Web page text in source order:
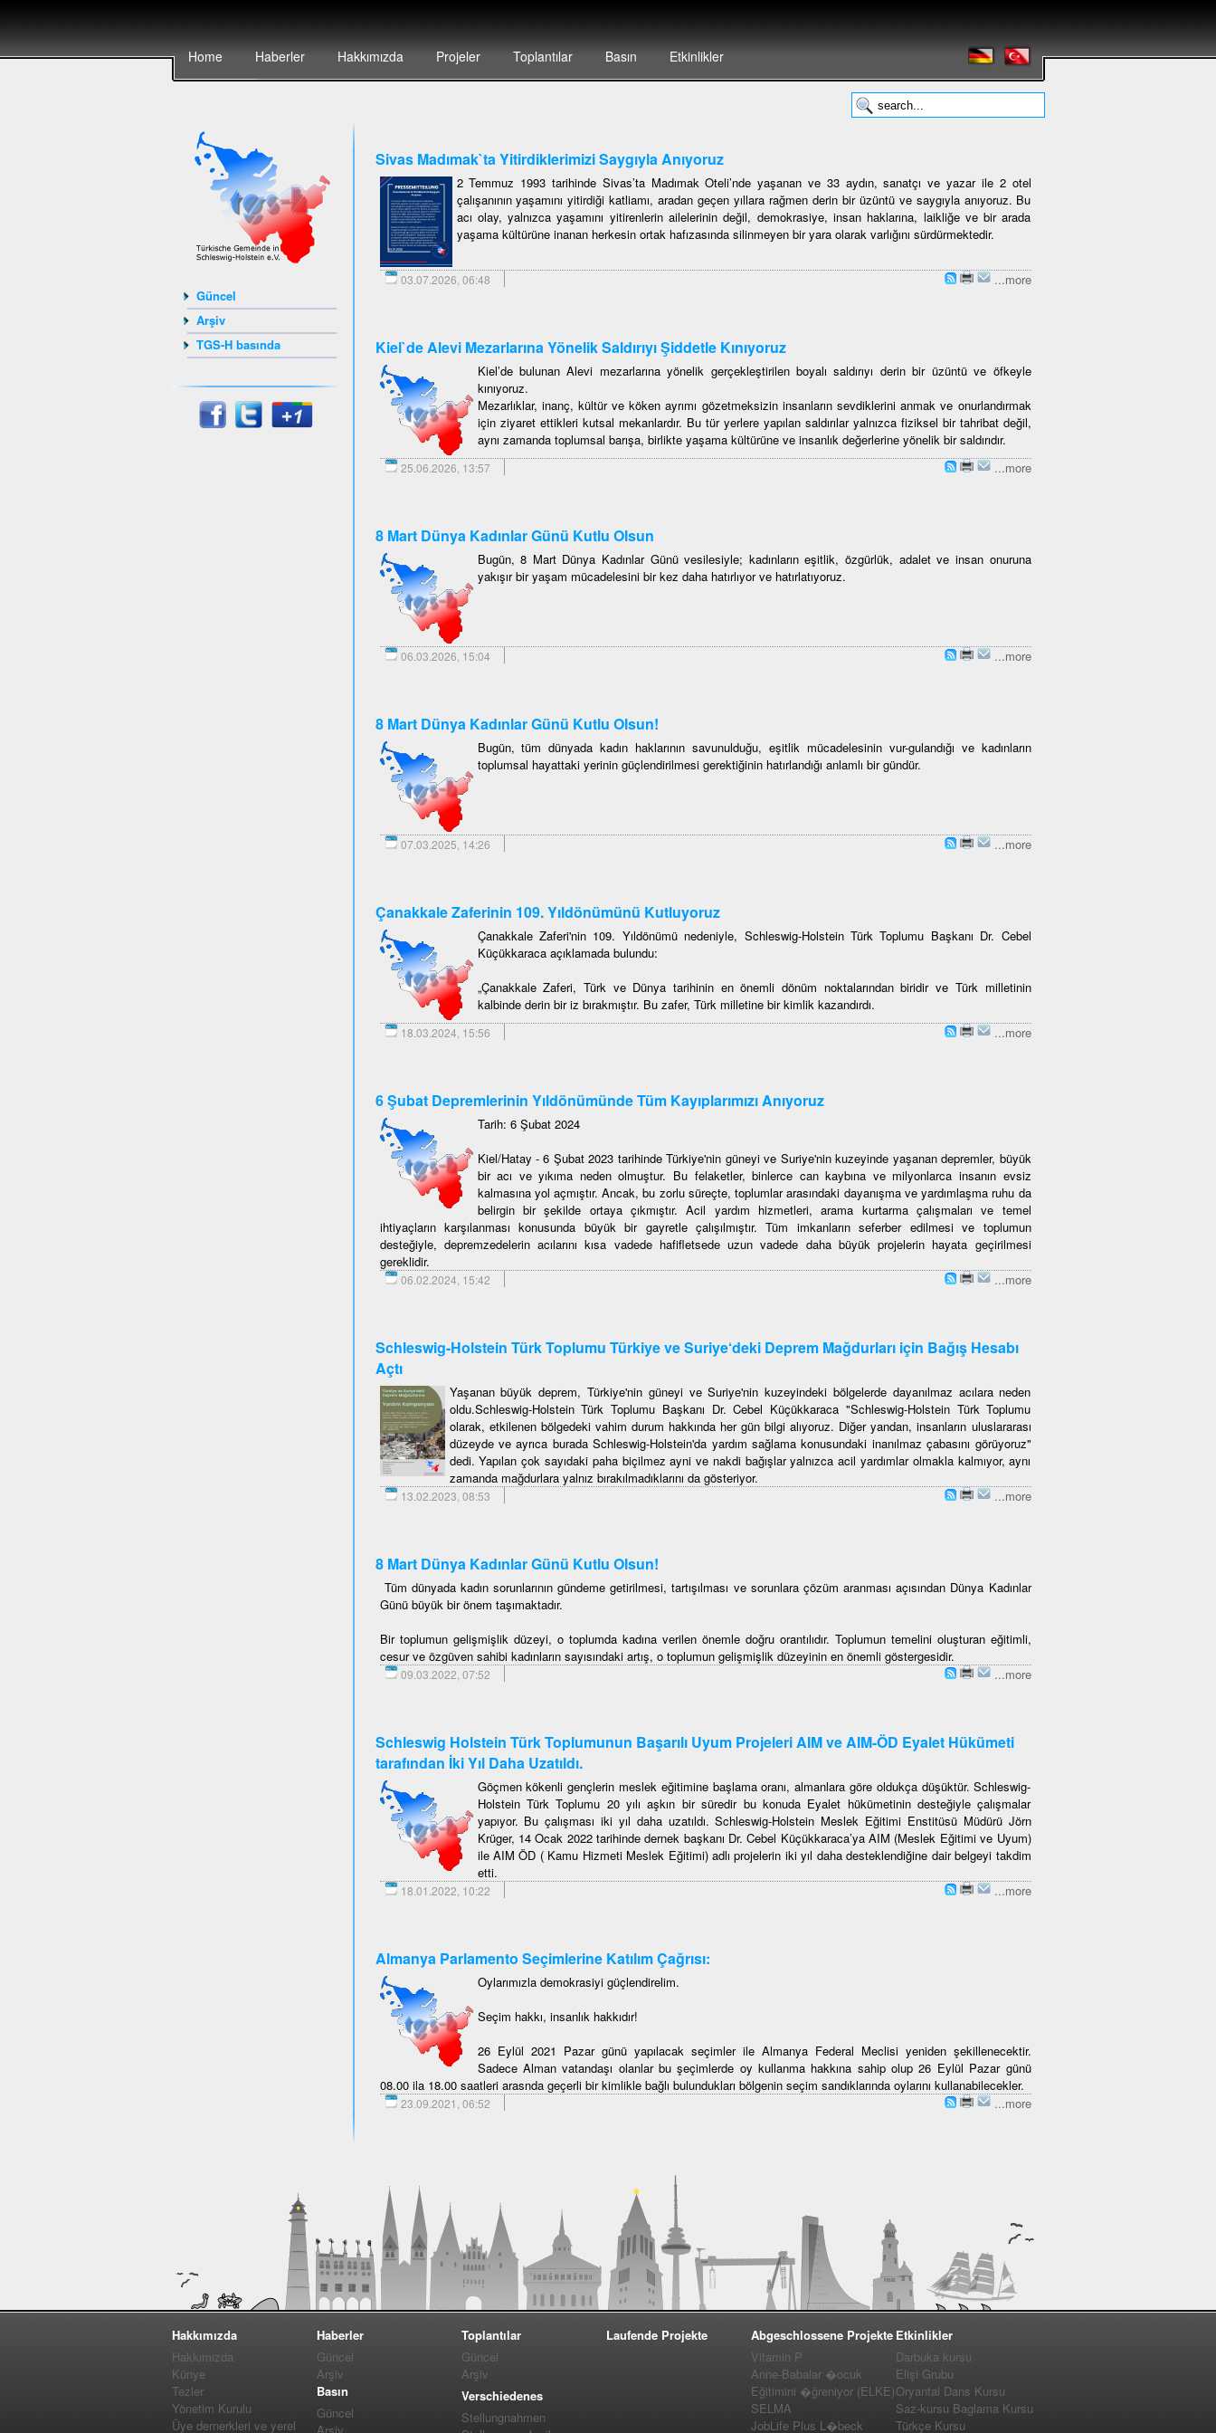
Home Haberler Hakkımızda Projeler Toplantılar Basın Etkinlikler
Güncel
Arşiv
TGS-H basında
Sivas Madımak`ta Yitirdiklerimizi Saygıyla Anıyoruz
2 Temmuz 1993 tarihinde Sivas’ta Madımak Oteli’nde yaşanan ve 33 aydın, sanatçı ve yazar ile 2 otel
çalışanının yaşamını yitirdiği katliamı, aradan geçen yıllara rağmen derin bir üzüntü ve saygıyla anıyoruz. Bu
acı olay, yalnızca yaşamını yitirenlerin ailelerinin değil, demokrasiye, insan haklarına, laikliğe ve bir arada
yaşama kültürüne inanan herkesin ortak hafızasında silinmeyen bir yara olarak varlığını sürdürmektedir.
03.07.2026, 06:48 ...more
Kiel`de Alevi Mezarlarına Yönelik Saldırıyı Şiddetle Kınıyoruz
Kiel’de bulunan Alevi mezarlarına yönelik gerçekleştirilen boyalı saldırıyı derin bir üzüntü ve öfkeyle
kınıyoruz.
Mezarlıklar, inanç, kültür ve köken ayrımı gözetmeksizin insanların sevdiklerini anmak ve onurlandırmak
için ziyaret ettikleri kutsal mekanlardır. Bu tür yerlere yapılan saldırılar yalnızca fiziksel bir tahribat değil,
aynı zamanda toplumsal barışa, birlikte yaşama kültürüne ve insanlık değerlerine yönelik bir saldırıdır.
25.06.2026, 13:57 ...more
8 Mart Dünya Kadınlar Günü Kutlu Olsun
Bugün, 8 Mart Dünya Kadınlar Günü vesilesiyle; kadınların eşitlik, özgürlük, adalet ve insan onuruna
yakışır bir yaşam mücadelesini bir kez daha hatırlıyor ve hatırlatıyoruz.
06.03.2026, 15:04 ...more
8 Mart Dünya Kadınlar Günü Kutlu Olsun!
Bugün, tüm dünyada kadın haklarının savunulduğu, eşitlik mücadelesinin vur-gulandığı ve kadınların
toplumsal hayattaki yerinin güçlendirilmesi gerektiğinin hatırlandığı anlamlı bir gündür.
07.03.2025, 14:26 ...more
Çanakkale Zaferinin 109. Yıldönümünü Kutluyoruz
Çanakkale Zaferi'nin 109. Yıldönümü nedeniyle, Schleswig-Holstein Türk Toplumu Başkanı Dr. Cebel
Küçükkaraca açıklamada bulundu:
„Çanakkale Zaferi, Türk ve Dünya tarihinin en önemli dönüm noktalarından biridir ve Türk milletinin
kalbinde derin bir iz bırakmıştır. Bu zafer, Türk milletine bir kimlik kazandırdı.
18.03.2024, 15:56 ...more
6 Şubat Depremlerinin Yıldönümünde Tüm Kayıplarımızı Anıyoruz
Tarih: 6 Şubat 2024
Kiel/Hatay - 6 Şubat 2023 tarihinde Türkiye'nin güneyi ve Suriye'nin kuzeyinde yaşanan depremler, büyük
bir acı ve yıkıma neden olmuştur. Bu felaketler, binlerce can kaybına ve milyonlarca insanın evsiz
kalmasına yol açmıştır. Ancak, bu zorlu süreçte, toplumlar arasındaki dayanışma ve yardımlaşma ruhu da
belirgin bir şekilde ortaya çıkmıştır. Acil yardım hizmetleri, arama kurtarma çalışmaları ve temel
ihtiyaçların karşılanması konusunda büyük bir gayretle çalışılmıştır. Tüm imkanların seferber edilmesi ve toplumun
desteğiyle, depremzedelerin acılarını kısa vadede hafifletsede uzun vadede daha büyük projelerin hayata geçirilmesi
gereklidir.
06.02.2024, 15:42 ...more
Schleswig-Holstein Türk Toplumu Türkiye ve Suriye‘deki Deprem Mağdurları için Bağış Hesabı
Açtı
Yaşanan büyük deprem, Türkiye'nin güneyi ve Suriye'nin kuzeyindeki bölgelerde dayanılmaz acılara neden
oldu.Schleswig-Holstein Türk Toplumu Başkanı Dr. Cebel Küçükkaraca "Schleswig-Holstein Türk Toplumu
olarak, etkilenen bölgedeki vahim durum hakkında her gün bilgi alıyoruz. Diğer yandan, insanların uluslararası
düzeyde ve ayrıca burada Schleswig-Holstein'da yardım sağlama konusundaki inanılmaz çabasını görüyoruz"
dedi. Yapılan çok sayıdaki paha biçilmez ayni ve nakdi bağışlar yalnızca acil yardımlar olmakla kalmıyor, aynı
zamanda mağdurlara yalnız bırakılmadıklarını da gösteriyor.
13.02.2023, 08:53 ...more
8 Mart Dünya Kadınlar Günü Kutlu Olsun!
Tüm dünyada kadın sorunlarının gündeme getirilmesi, tartışılması ve sorunlara çözüm aranması açısından Dünya Kadınlar
Günü büyük bir önem taşımaktadır.
Bir toplumun gelişmişlik düzeyi, o toplumda kadına verilen önemle doğru orantılıdır. Toplumun temelini oluşturan eğitimli,
cesur ve özgüven sahibi kadınların sayısındaki artış, o toplumun gelişmişlik düzeyinin en önemli göstergesidir.
09.03.2022, 07:52 ...more
Schleswig Holstein Türk Toplumunun Başarılı Uyum Projeleri AIM ve AIM-ÖD Eyalet Hükümeti
tarafından İki Yıl Daha Uzatıldı.
Göçmen kökenli gençlerin meslek eğitimine başlama oranı, almanlara göre oldukça düşüktür. Schleswig-
Holstein Türk Toplumu 20 yılı aşkın bir süredir bu konuda Eyalet hükümetinin desteğiyle çalışmalar
yapıyor. Bu çalışması iki yıl daha uzatıldı. Schleswig-Holstein Meslek Eğitimi Enstitüsü Müdürü Jörn
Krüger, 14 Ocak 2022 tarihinde dernek başkanı Dr. Cebel Küçükkaraca’ya AIM (Meslek Eğitimi ve Uyum)
ile AIM ÖD ( Kamu Hizmeti Meslek Eğitimi) adlı projelerin iki yıl daha desteklendiğine dair belgeyi takdim
etti.
18.01.2022, 10:22 ...more
Almanya Parlamento Seçimlerine Katılım Çağrısı:
Oylarımızla demokrasiyi güçlendirelim.
Seçim hakkı, insanlık hakkıdır!
26 Eylül 2021 Pazar günü yapılacak seçimler ile Almanya Federal Meclisi yeniden şekillenecektir.
Sadece Alman vatandaşı olanlar bu şeçimlerde oy kullanma hakkına sahip olup 26 Eylül Pazar günü
08.00 ila 18.00 saatleri arasnda geçerli bir kimlikle bağlı bulundukları bölgenin seçim sandıklarında oylarını kullanabilecekler.
23.09.2021, 06:52 ...more
Hakkımızda
Hakkımızda
Künye
Tezler
Yönetim Kurulu
Üye dernerkleri ve yerel
Haberler
Güncel
Arşiv
Basın
Güncel
Toplantılar
Güncel
Arşiv
Verschiedenes
Stellungnahmen
Laufende Projekte
Abgeschlossene Projekte
Vitamin P
Anne-Babalar �ocuk
Eğitimini �ğreniyor (ELKE)
SELMA
JobLife Plus L�beck
Etkinlikler
Darbuka kursu
Elişi Grubu
Oryantal Dans Kursu
Saz-kursu Baglama Kursu
Türkçe Kursu